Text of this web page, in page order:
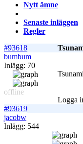
Nytt ämne
Senaste inläggen
Regler
#93618
bumbum
Inlägg: 70
offline
Logga
#93619
jacobw
Inlägg: 544